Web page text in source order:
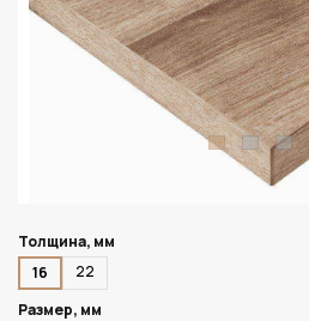
Толщина, мм
16
22
Размер, мм